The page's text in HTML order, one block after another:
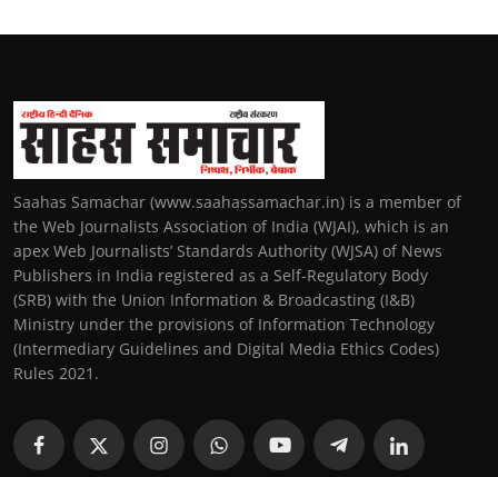
Saahas Samachar (www.saahassamachar.in) is a member of
the Web Journalists Association of India (WJAI), which is an
apex Web Journalists’ Standards Authority (WJSA) of News
Publishers in India registered as a Self-Regulatory Body
(SRB) with the Union Information & Broadcasting (I&B)
Ministry under the provisions of Information Technology
(Intermediary Guidelines and Digital Media Ethics Codes)
Rules 2021.